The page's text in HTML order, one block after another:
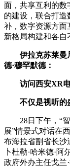
面，共享互利的数
的建设，联合打造
补，数字资源方面
新格局构建和各自
伊拉克苏莱曼
德·穆罕默德：
访问西安XR
不仅是视听的
28日下午，“智
展”情景式对话在
布海拉省副省长沙
卜杜勒·哈米德·
政府外办主任戈兰